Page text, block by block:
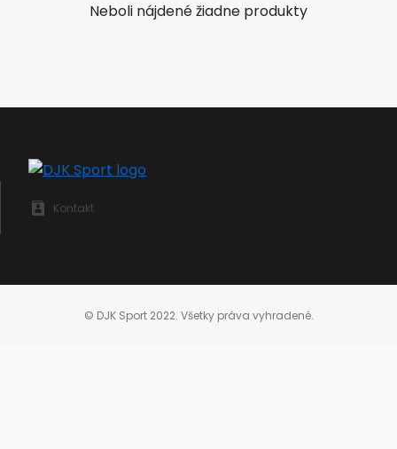
Neboli nájdené žiadne produkty
Kontakt
© DJK Sport 2022. Všetky práva vyhradené.